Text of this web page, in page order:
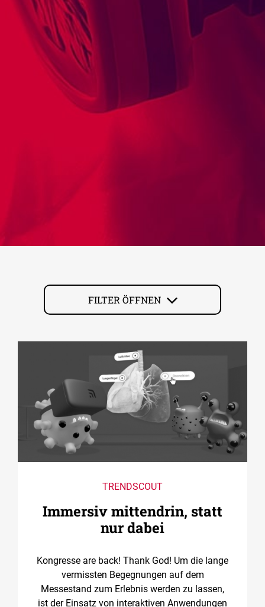
FILTER ÖFFNEN
TRENDSCOUT
Immersiv mittendrin, statt
nur dabei
Kongresse are back! Thank God! Um die lange
vermissten Begegnungen auf dem
Messestand zum Erlebnis werden zu lassen,
ist der Einsatz von interaktiven Anwendungen